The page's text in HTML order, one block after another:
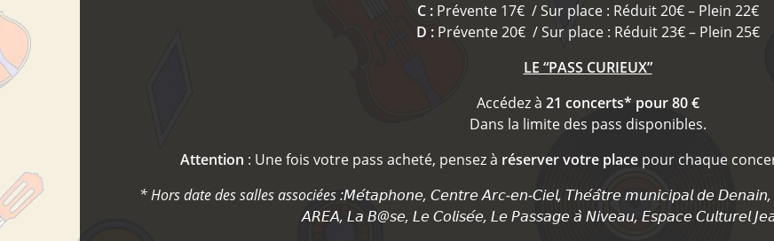
C :Prévente 17€ / Sur place : Réduit 20€ – Plein 22€
D :Prévente 20€ / Sur place : Réduit 23€ – Plein 25€
LE “PASS CURIEUX”
Accédez à 21 concerts* pour 80 €
Dans la limite des pass disponibles.
Attention : Une fois votre pass acheté, pensez à réserver votre placepour chaque
* Hors date des salles associées :𝘔𝘦́𝘵𝘢𝘱𝘩𝘰𝘯𝘦, 𝘊𝘦𝘯𝘵𝘳𝘦 𝘈𝘳𝘤-𝘦𝘯-𝘊𝘪𝘦𝘭, 𝘛𝘩𝘦́𝘢̂𝘵𝘳𝘦 𝘮𝘶𝘯𝘪𝘤𝘪𝘱𝘢𝘭 𝘥𝘦 𝘋𝘦𝘯𝘢𝘪𝘯,
𝘈𝘙𝘌𝘈, 𝘓𝘢 𝘉@𝘴𝘦, 𝘓𝘦 𝘊𝘰𝘭𝘪𝘴𝘦́𝘦, 𝘓𝘦 𝘗𝘢𝘴𝘴𝘢𝘨𝘦 𝘢̀ 𝘕𝘪𝘷𝘦𝘢𝘶, 𝘌𝘴𝘱𝘢𝘤𝘦 𝘊𝘶𝘭𝘵𝘶𝘳𝘦𝘭